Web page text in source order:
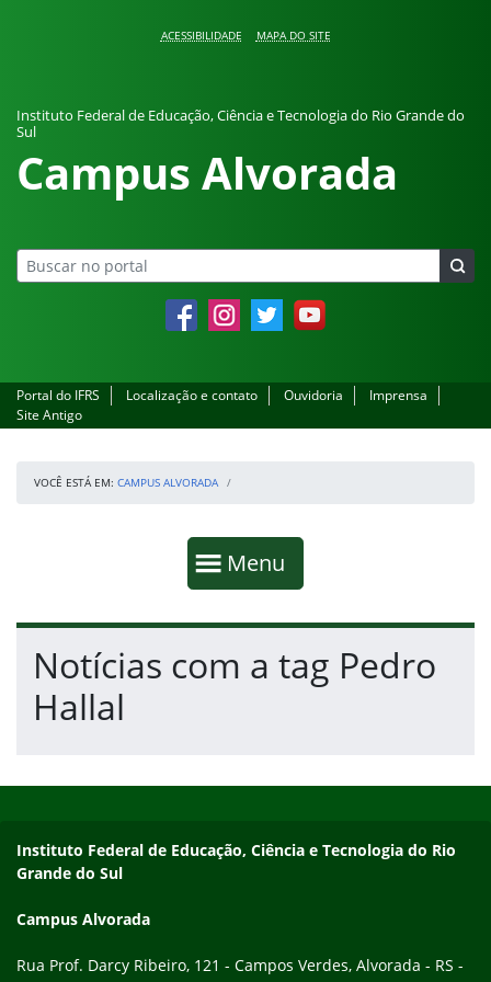
ACESSIBILIDADE MAPA DO SITE
Instituto Federal de Educação, Ciência e Tecnologia do Rio Grande do
Sul
Campus Alvorada
FacebookInstagramTwitter YouTube
Portal do IFRS Localização e contato Ouvidoria
Imprensa
Site Antigo
VOCÊ ESTÁ EM: CAMPUS ALVORADA
Mostrar
Menu
Fim da navegação
Início do conteúdo
Notícias com a tag Pedro
Hallal
Endereço
Instituto Federal de Educação, Ciência e Tecnologia do Rio
Grande do Sul
Campus Alvorada
Rua Prof. Darcy Ribeiro, 121 - Campos Verdes, Alvorada - RS -